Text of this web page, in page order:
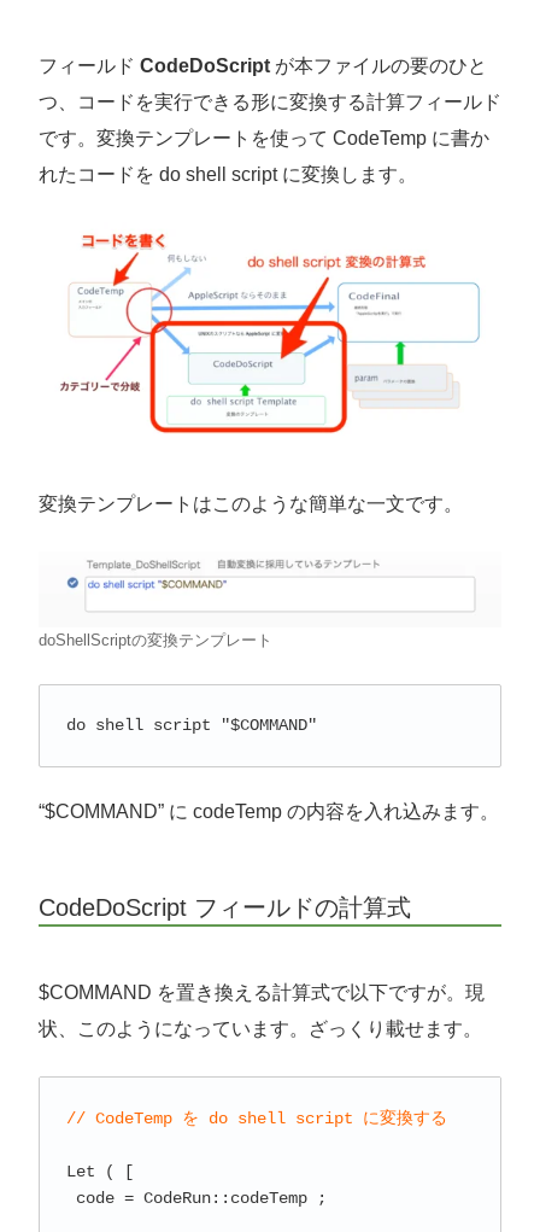
フィールド CodeDoScript が本ファイルの要のひと
つ、コードを実行できる形に変換する計算フィールド
です。変換テンプレートを使って CodeTemp に書か
れたコードを do shell script に変換します。
変換テンプレートはこのような簡単な一文です。
doShellScriptの変換テンプレート
do shell script "$COMMAND"
“$COMMAND” に codeTemp の内容を入れ込みます。
CodeDoScript フィールドの計算式
$COMMAND を置き換える計算式で以下ですが。現
状、このようになっています。ざっくり載せます。
// CodeTemp を do shell script に変換する
Let ( [
code = CodeRun::codeTemp ;